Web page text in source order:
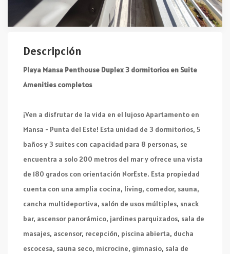
Descripción
Playa Mansa Penthouse Duplex 3 dormitorios en Suite
Amenities completos
¡Ven a disfrutar de la vida en el lujoso Apartamento en
Mansa - Punta del Este! Esta unidad de 3 dormitorios, 5
baños y 3 suites con capacidad para 8 personas, se
encuentra a solo 200 metros del mar y ofrece una vista
de 180 grados con orientación NorEste. Esta propiedad
cuenta con una amplia cocina, living, comedor, sauna,
cancha multideportiva, salón de usos múltiples, snack
bar, ascensor panorámico, jardines parquizados, sala de
masajes, ascensor, recepción, piscina abierta, ducha
escocesa, sauna seco, microcine, gimnasio, sala de